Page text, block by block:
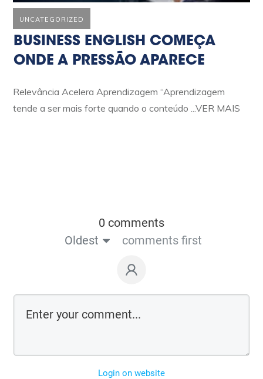
UNCATEGORIZED
BUSINESS ENGLISH COMEÇA
ONDE A PRESSÃO APARECE
Relevância Acelera Aprendizagem “Aprendizagem
tende a ser mais forte quando o conteúdo
...VER MAIS
0 comments
Oldest
comments first
Login on website